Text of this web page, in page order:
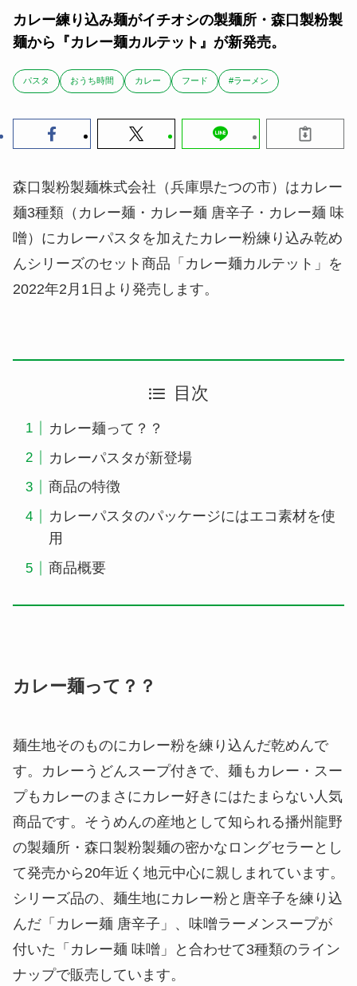
カレー練り込み麺がイチオシの製麺所・森口製粉製
麺から『カレー麺カルテット』が新発売。
パスタ おうち時間 カレー フード #ラーメン
森口製粉製麺株式会社（兵庫県たつの市）はカレー
麺3種類（カレー麺・カレー麺 唐辛子・カレー麺 味
噌）にカレーパスタを加えたカレー粉練り込み乾め
んシリーズのセット商品「カレー麺カルテット」を
2022年2月1日より発売します。
目次
カレー麺って？？
カレーパスタが新登場
商品の特徴
カレーパスタのパッケージにはエコ素材を使
用
商品概要
カレー麺って？？
麺生地そのものにカレー粉を練り込んだ乾めんで
す。カレーうどんスープ付きで、麺もカレー・スー
プもカレーのまさにカレー好きにはたまらない人気
商品です。そうめんの産地として知られる播州龍野
の製麺所・森口製粉製麺の密かなロングセラーとし
て発売から20年近く地元中心に親しまれています。
シリーズ品の、麺生地にカレー粉と唐辛子を練り込
んだ「カレー麺 唐辛子」、味噌ラーメンスープが
付いた「カレー麺 味噌」と合わせて3種類のライン
ナップで販売しています。